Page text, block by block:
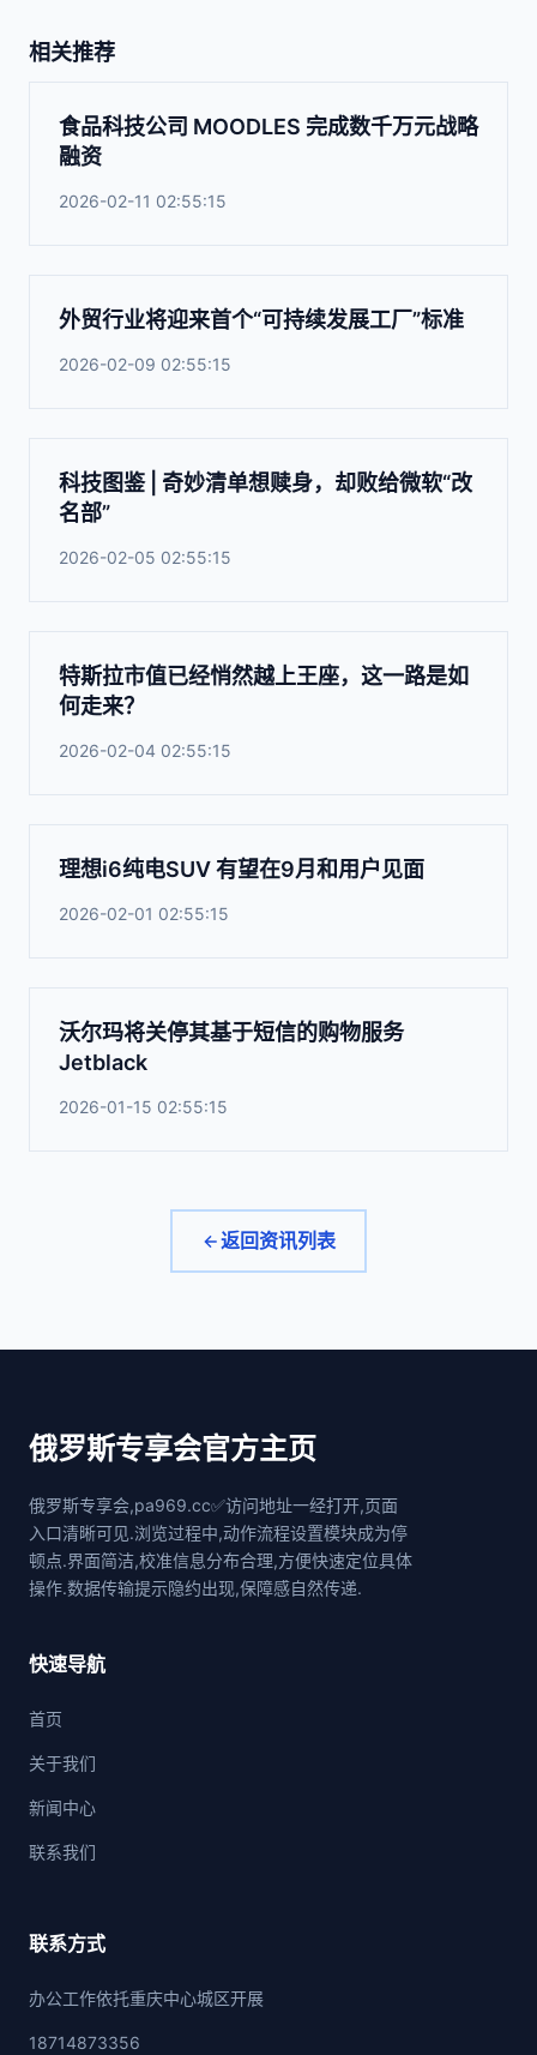
相关推荐
食品科技公司 MOODLES 完成数千万元战略
融资
2026-02-11 02:55:15
外贸行业将迎来首个“可持续发展工厂”标准
2026-02-09 02:55:15
科技图鉴 | 奇妙清单想赎身，却败给微软“改
名部”
2026-02-05 02:55:15
特斯拉市值已经悄然越上王座，这一路是如
何走来？
2026-02-04 02:55:15
理想i6纯电SUV 有望在9月和用户见面
2026-02-01 02:55:15
沃尔玛将关停其基于短信的购物服务
Jetblack
2026-01-15 02:55:15
返回资讯列表
俄罗斯专享会官方主页
俄罗斯专享会,pa969.cc✅访问地址一经打开,页面
入口清晰可见.浏览过程中,动作流程设置模块成为停
顿点.界面简洁,校准信息分布合理,方便快速定位具体
操作.数据传输提示隐约出现,保障感自然传递.
快速导航
首页
关于我们
新闻中心
联系我们
联系方式
办公工作依托重庆中心城区开展
18714873356